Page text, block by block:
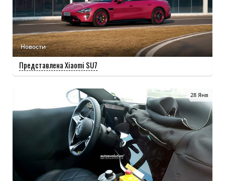
Представлена таблица приложений Xiaomi YU7
Chery Fengyun A8L C-DM официально представлен
Новости
Представлена Xiaomi SU7
28 Янв